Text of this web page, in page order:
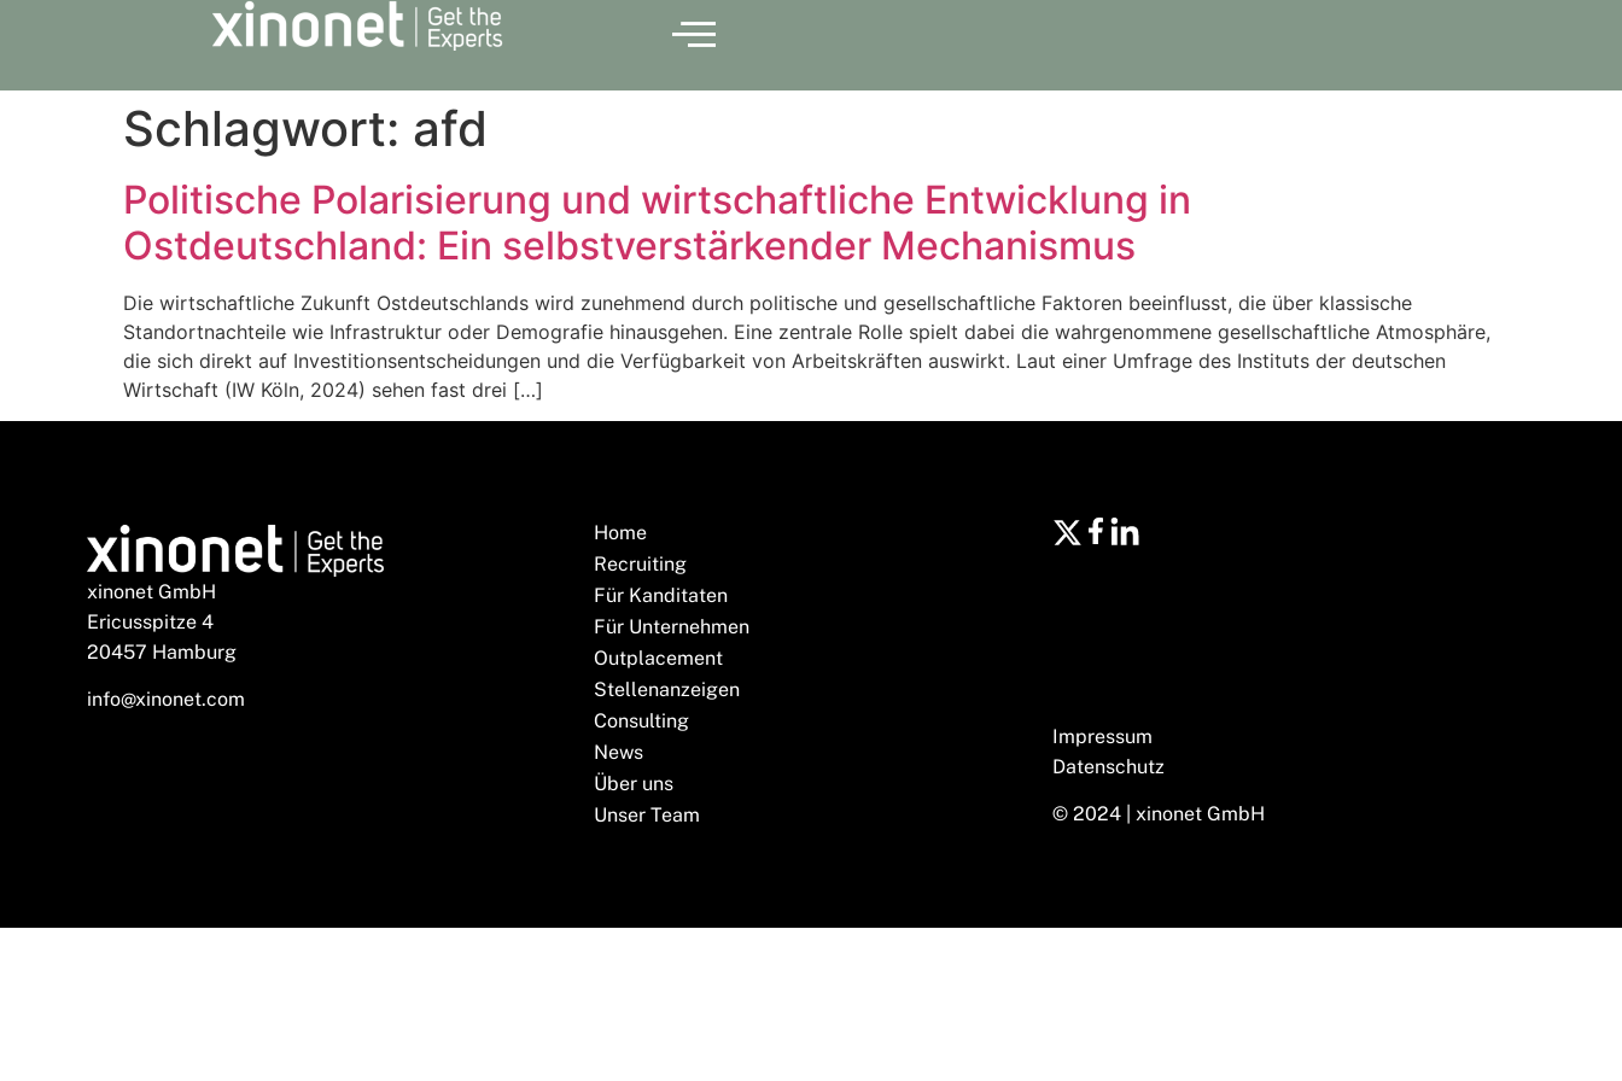
Schlagwort: afd
Politische Polarisierung und wirtschaftliche Entwicklung in
Ostdeutschland: Ein selbstverstärkender Mechanismus
Die wirtschaftliche Zukunft Ostdeutschlands wird zunehmend durch politische und gesellschaftliche Faktoren beeinflusst, die über klassische
Standortnachteile wie Infrastruktur oder Demografie hinausgehen. Eine zentrale Rolle spielt dabei die wahrgenommene gesellschaftliche Atmosphäre,
die sich direkt auf Investitionsentscheidungen und die Verfügbarkeit von Arbeitskräften auswirkt. Laut einer Umfrage des Instituts der deutschen
Wirtschaft (IW Köln, 2024) sehen fast drei […]
xinonet GmbH
Ericusspitze 4
20457 Hamburg
info@xinonet.com
Home
Recruiting
Für Kanditaten
Für Unternehmen
Outplacement
Stellenanzeigen
Consulting
News
Über uns
Unser Team
Impressum
Datenschutz
© 2024 | xinonet GmbH